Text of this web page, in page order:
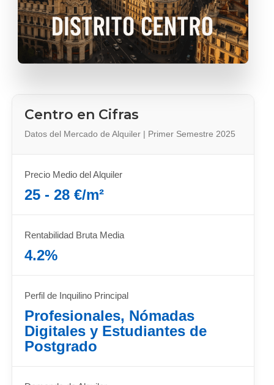
Centro en Cifras
Datos del Mercado de Alquiler | Primer Semestre 2025
Precio Medio del Alquiler
25 - 28 €/m²
Rentabilidad Bruta Media
4.2%
Perfil de Inquilino Principal
Profesionales, Nómadas
Digitales y Estudiantes de
Postgrado